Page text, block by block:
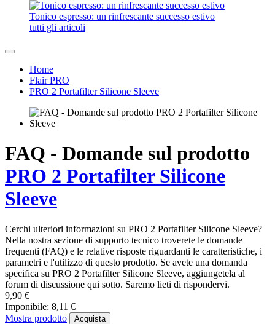
Tonico espresso: un rinfrescante successo estivo
tutti gli articoli
Home
Flair PRO
PRO 2 Portafilter Silicone Sleeve
FAQ - Domande sul prodotto
PRO 2 Portafilter Silicone
Sleeve
Cerchi ulteriori informazioni su PRO 2 Portafilter Silicone Sleeve?
Nella nostra sezione di supporto tecnico troverete le domande
frequenti (FAQ) e le relative risposte riguardanti le caratteristiche, i
parametri e l'utilizzo di questo prodotto. Se avete una domanda
specifica su PRO 2 Portafilter Silicone Sleeve, aggiungetela al
forum di discussione qui sotto. Saremo lieti di rispondervi.
9,90 €
Imponibile: 8,11 €
Mostra prodotto
Acquista